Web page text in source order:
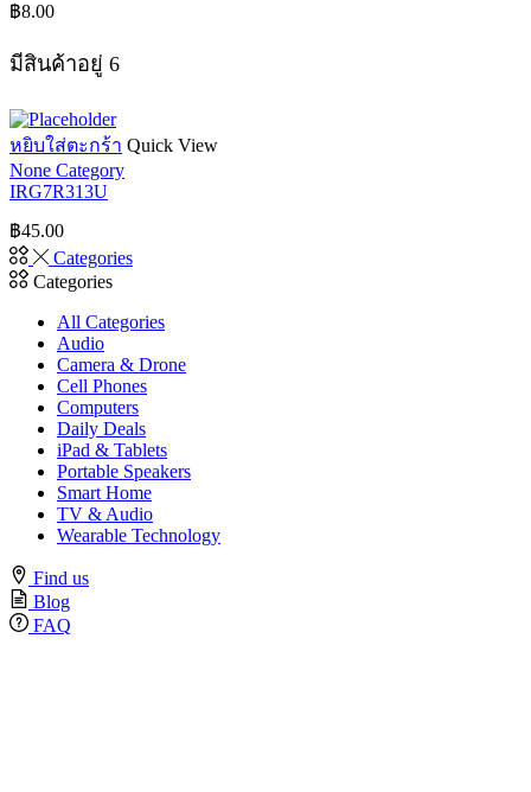
฿8.00
มีสินค้าอยู่ 6
หยิบใส่ตะกร้า Quick View
None Category
IRG7R313U
฿45.00
Categories
Categories
All Categories
Audio
Camera & Drone
Cell Phones
Computers
Daily Deals
iPad & Tablets
Portable Speakers
Smart Home
TV & Audio
Wearable Technology
Find us
Blog
FAQ